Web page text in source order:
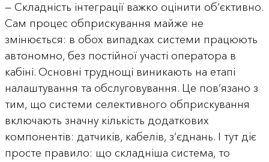
— Складність інтеграції важко оцінити об’єктивно.
Сам процес обприскування майже не
змінюється: в обох випадках системи працюють
автономно, без постійної участі оператора в
кабіні. Основні труднощі виникають на етапі
налаштування та обслуговування. Це пов’язано з
тим, що системи селективного обприскування
включають значну кількість додаткових
компонентів: датчиків, кабелів, з’єднань. І тут діє
просте правило: що складніша система, то